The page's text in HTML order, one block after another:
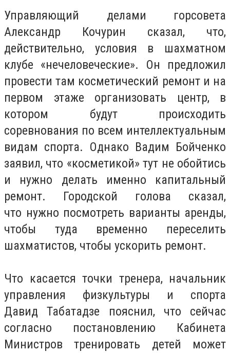
Управляющий делами горсовета
Александр Кочурин сказал, что,
действительно, условия в шахматном
клубе «нечеловеческие». Он предложил
провести там косметический ремонт и на
первом этаже организовать центр, в
котором будут происходить
соревнования по всем интеллектуальным
видам спорта. Однако Вадим Бойченко
заявил, что «косметикой» тут не обойтись
и нужно делать именно капитальный
ремонт. Городской голова сказал,
что нужно посмотреть варианты аренды,
чтобы туда временно переселить
шахматистов, чтобы ускорить ремонт.
Что касается точки тренера, начальник
управления физкультуры и спорта
Давид Табатадзе пояснил, что сейчас
согласно постановлению Кабинета
Министров тренировать детей может